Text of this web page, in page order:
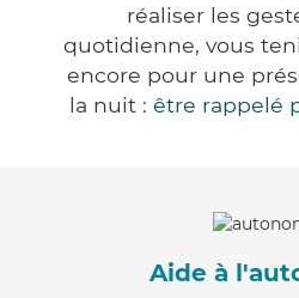
réaliser les
quotidienne, vous
encore pour une
la nuit : être rappelé
Aide à